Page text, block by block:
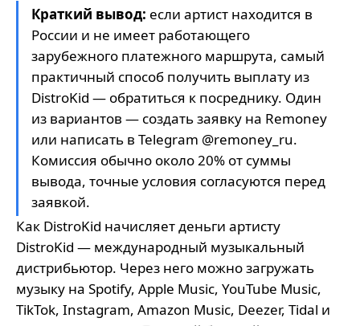
Краткий вывод: если артист находится в
России и не имеет работающего
зарубежного платежного маршрута, самый
практичный способ получить выплату из
DistroKid — обратиться к посреднику. Один
из вариантов — создать заявку на Remoney
или написать в Telegram @remoney_ru.
Комиссия обычно около 20% от суммы
вывода, точные условия согласуются перед
заявкой.
Как DistroKid начисляет деньги артисту
DistroKid — международный музыкальный
дистрибьютор. Через него можно загружать
музыку на Spotify, Apple Music, YouTube Music,
TikTok, Instagram, Amazon Music, Deezer, Tidal и